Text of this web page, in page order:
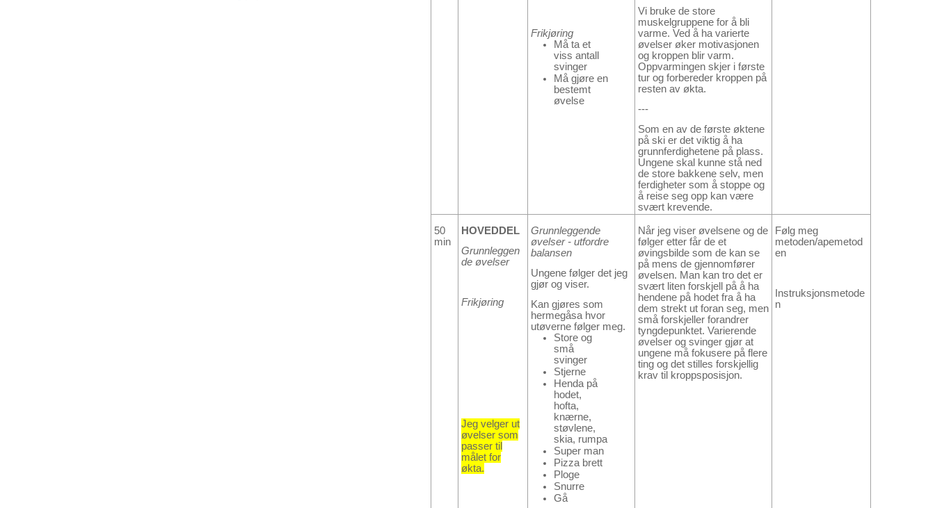
Frikjøring
Må ta et
viss antall
svinger
Må gjøre en
bestemt
øvelse
Vi bruke de store
muskelgruppene for å bli
varme. Ved å ha varierte
øvelser øker motivasjonen
og kroppen blir varm.
Oppvarmingen skjer i første
tur og forbereder kroppen på
resten av økta.
---
Som en av de første øktene
på ski er det viktig å ha
grunnferdighetene på plass.
Ungene skal kunne stå ned
de store bakkene selv, men
ferdigheter som å stoppe og
å reise seg opp kan være
svært krevende.
50
min
HOVEDDEL
Grunnleggen
de øvelser
Frikjøring
Jeg velger ut
øvelser som
passer til
målet for
økta.
Grunnleggende
øvelser - utfordre
balansen
Ungene følger det jeg
gjør og viser.
Kan gjøres som
hermegåsa hvor
utøverne følger meg.
Store og
små
svinger
Stjerne
Henda på
hodet,
hofta,
knærne,
støvlene,
skia, rumpa
Super man
Pizza brett
Ploge
Snurre
Gå
Når jeg viser øvelsene og de
følger etter får de et
øvingsbilde som de kan se
på mens de gjennomfører
øvelsen. Man kan tro det er
svært liten forskjell på å ha
hendene på hodet fra å ha
dem strekt ut foran seg, men
små forskjeller forandrer
tyngdepunktet. Varierende
øvelser og svinger gjør at
ungene må fokusere på flere
ting og det stilles forskjellig
krav til kroppsposisjon.
Følg meg
metoden/apemetod
en
Instruksjonsmetode
n